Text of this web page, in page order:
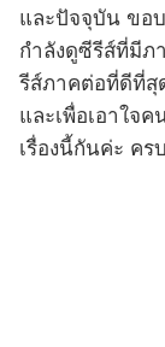
และปัจจุบัน ขอ
กำลังดูซีรีส์ที่มีภ
รีส์ภาคต่อที่ดีที่สุ
และเพื่อเอาใจ
เรื่องนี้กันค่ะ คร